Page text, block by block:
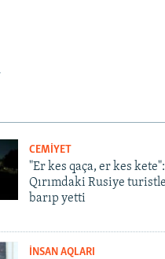
CEMİYET
"Er kes qaça, er kes
Qırımdaki Rusiye
barıp yetti
İNSAN AQLARI